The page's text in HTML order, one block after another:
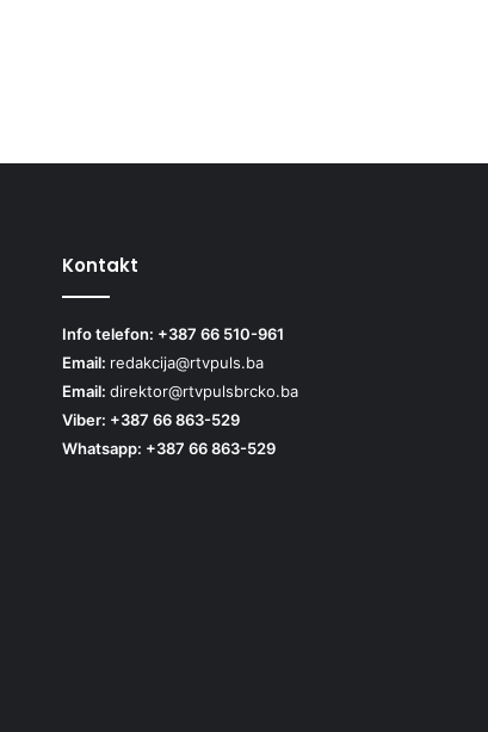
Kontakt
Info telefon: +387 66 510-961
Email: redakcija@rtvpuls.ba
Email: direktor@rtvpulsbrcko.ba
Viber: +387 66 863-529
Whatsapp: +387 66 863-529